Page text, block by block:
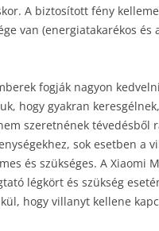
A biztosított fény
van (energiatakarékos
fogják nagyon
hogy gyakran
szeretnének tévedésből
sok esetben a
és szükséges. A Xiaomi
légkört és szükség
hogy villanyt kellene